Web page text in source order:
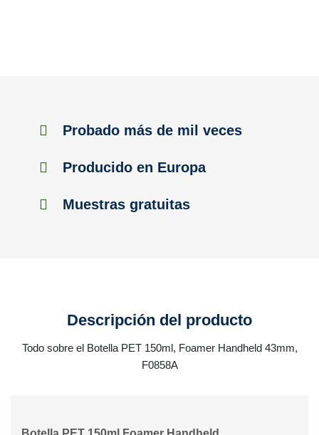
Probado más de mil veces
Producido en Europa
Muestras gratuitas
Descripción del producto
Todo sobre el Botella PET 150ml, Foamer Handheld 43mm,
F0858A